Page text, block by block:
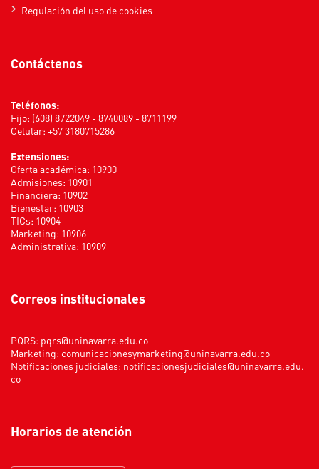
Regulación del uso de cookies
Contáctenos
Teléfonos:
Fijo: (608) 8722049 - 8740089 - 8711199
Celular: +57 3180715286
Extensiones:
Oferta académica: 10900
Admisiones: 10901
Financiera: 10902
Bienestar: 10903
TICs: 10904
Marketing: 10906
Administrativa: 10909
Correos institucionales
PQRS: pqrs@uninavarra.edu.co
Marketing: comunicacionesymarketing@uninavarra.edu.co
Notificaciones judiciales: notificacionesjudiciales@uninavarra.edu.
co
Horarios de atención